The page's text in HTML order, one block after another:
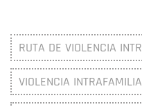
RUTA DE VIOLENCIA
VIOLENCIA